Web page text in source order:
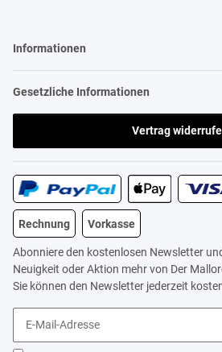
Informationen
Gesetzliche Informationen
Vertrag
Rechnung Vorkasse
Abonniere den kostenlosen Newsletter
Neuigkeit oder Aktion mehr von Der
Sie können den Newsletter jederzeit